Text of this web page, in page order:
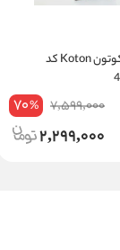
شلوار جین زنانه کوتون Koton کد
7,599,000
70%
2,299,000